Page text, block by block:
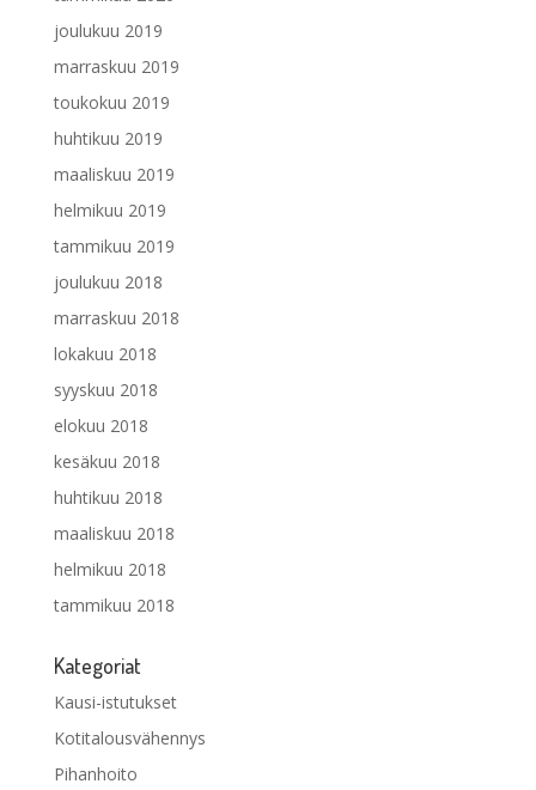
joulukuu 2019
marraskuu 2019
toukokuu 2019
huhtikuu 2019
maaliskuu 2019
helmikuu 2019
tammikuu 2019
joulukuu 2018
marraskuu 2018
lokakuu 2018
syyskuu 2018
elokuu 2018
kesäkuu 2018
huhtikuu 2018
maaliskuu 2018
helmikuu 2018
tammikuu 2018
Kategoriat
Kausi-istutukset
Kotitalousvähennys
Pihanhoito